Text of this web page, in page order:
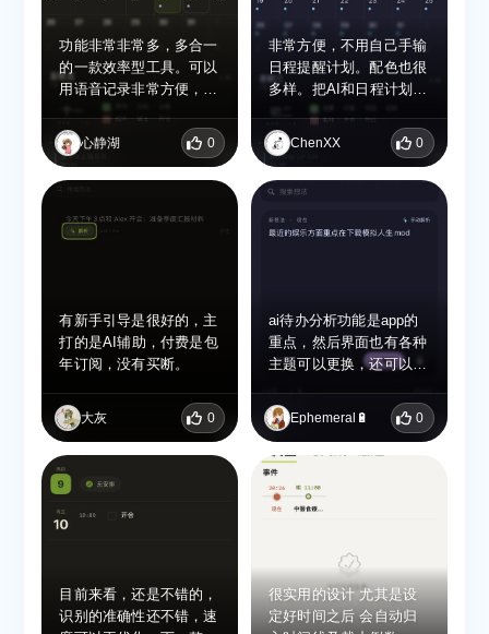
功能非常非常多，多合一
的一款效率型工具。可以
用语音记录非常方便，但
这个语音按键有点小，没
按到正中心很容易断，或
许可以考虑那种点一次开
启录音，说完再点一次关
指按着
心静湖 0
非常方便，不用自己手输
日程提醒计划。配色也很
多样。把AI和日程计划结
合起来直接一步到位。
ChenXX 0
有新手引导是很好的，主
打的是AI辅助，付费是包
年订阅，没有买断。
大灰 0
ai待办分析功能是app的
重点，然后界面也有各种
主题可以更换，还可以记
了什么也会以时间线方式
展示出来，整体功能是完
Ephemeral🔋 0
目前来看，还是不错的，
识别的准确性还不错，速
很实用的设计 尤其是设
定好时间之后 会自动归